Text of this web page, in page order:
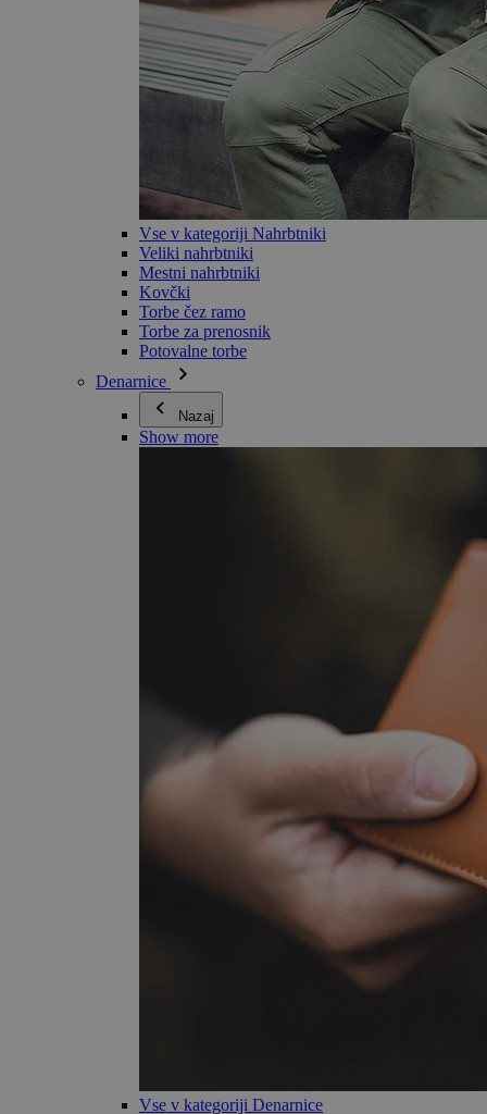
Vse v kategoriji Nahrbtniki
Veliki nahrbtniki
Mestni nahrbtniki
Kovčki
Torbe čez ramo
Torbe za prenosnik
Potovalne torbe
Denarnice
Nazaj
Show more
Vse v kategoriji Denarnice